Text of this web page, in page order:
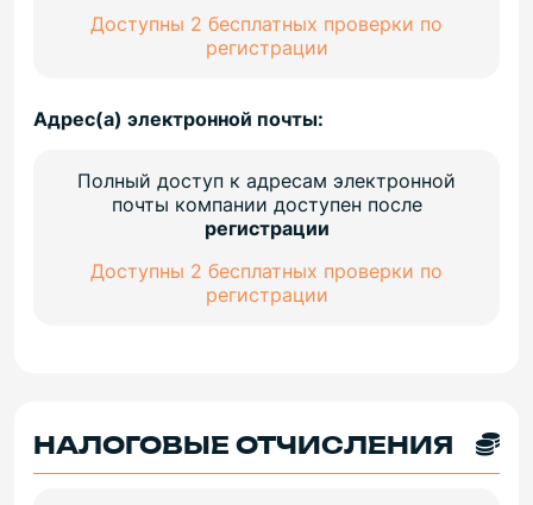
Доступны 2 бесплатных проверки по
регистрации
Адрес(а) электронной почты:
Полный доступ к адресам электронной
почты компании доступен после
регистрации
Доступны 2 бесплатных проверки по
регистрации
НАЛОГОВЫЕ ОТЧИСЛЕНИЯ